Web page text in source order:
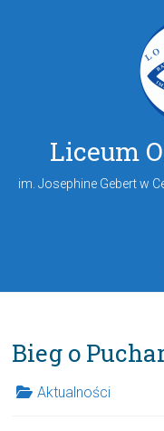
Liceum
im. Josephine Gebert w
Bieg o
Aktualności